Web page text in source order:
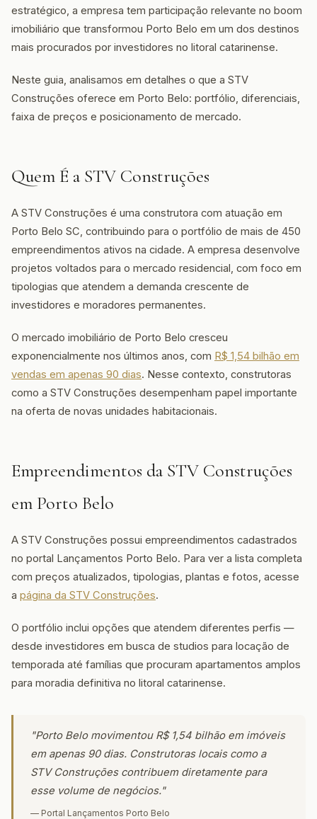
estratégico, a empresa tem participação relevante no boom
imobiliário que transformou Porto Belo em um dos destinos
mais procurados por investidores no litoral catarinense.
Neste guia, analisamos em detalhes o que a STV
Construções oferece em Porto Belo: portfólio, diferenciais,
faixa de preços e posicionamento de mercado.
Quem É a STV Construções
A STV Construções é uma construtora com atuação em
Porto Belo SC, contribuindo para o portfólio de mais de 450
empreendimentos ativos na cidade. A empresa desenvolve
projetos voltados para o mercado residencial, com foco em
tipologias que atendem a demanda crescente de
investidores e moradores permanentes.
O mercado imobiliário de Porto Belo cresceu
exponencialmente nos últimos anos, com R$ 1,54 bilhão em
vendas em apenas 90 dias. Nesse contexto, construtoras
como a STV Construções desempenham papel importante
na oferta de novas unidades habitacionais.
Empreendimentos da STV Construções
em Porto Belo
A STV Construções possui empreendimentos cadastrados
no portal Lançamentos Porto Belo. Para ver a lista completa
com preços atualizados, tipologias, plantas e fotos, acesse
a página da STV Construções.
O portfólio inclui opções que atendem diferentes perfis —
desde investidores em busca de studios para locação de
temporada até famílias que procuram apartamentos amplos
para moradia definitiva no litoral catarinense.
"Porto Belo movimentou R$ 1,54 bilhão em imóveis
em apenas 90 dias. Construtoras locais como a
STV Construções contribuem diretamente para
esse volume de negócios."
— Portal Lançamentos Porto Belo